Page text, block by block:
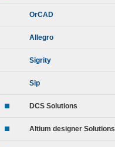
OrCAD
Allegro
Sigrity
Sip
DCS Solutions
Altium designer Solutions